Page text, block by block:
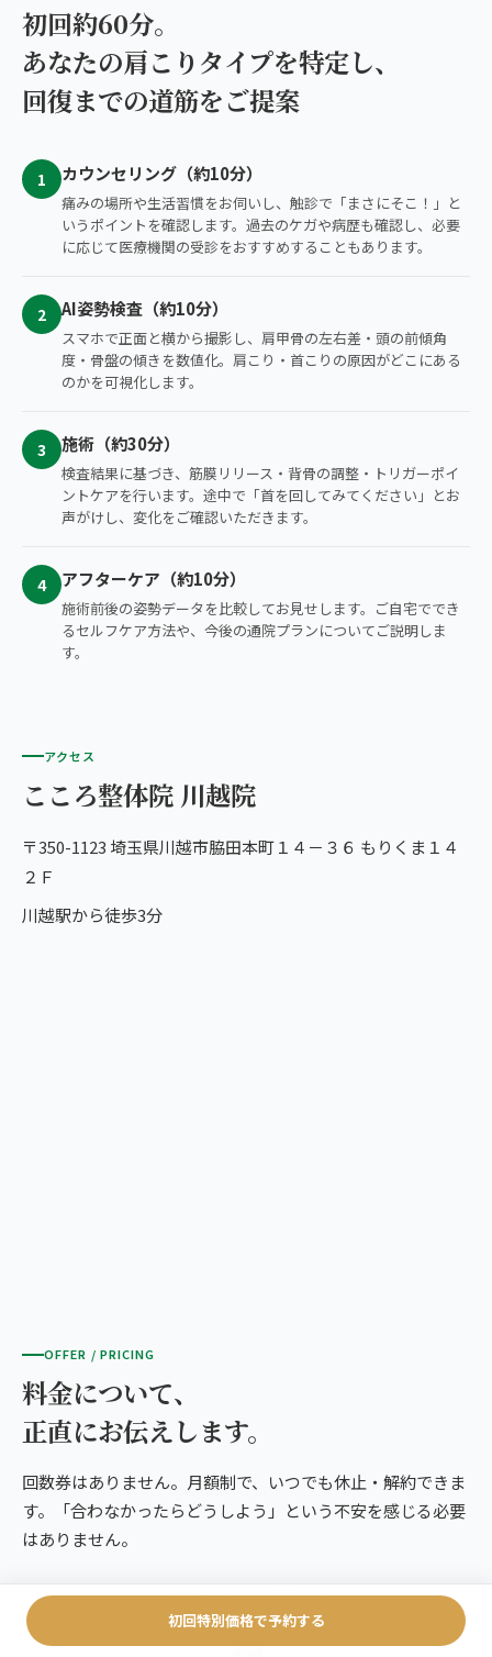
初回約60分。
あなたの肩こりタイプを特定し、
回復までの道筋をご提案
1 カウンセリング（約10分）
痛みの場所や生活習慣をお伺いし、触診で「まさにそこ！」と
いうポイントを確認します。過去のケガや病歴も確認し、必要
に応じて医療機関の受診をおすすめすることもあります。
2 AI姿勢検査（約10分）
スマホで正面と横から撮影し、肩甲骨の左右差・頭の前傾角
度・骨盤の傾きを数値化。肩こり・首こりの原因がどこにある
のかを可視化します。
3 施術（約30分）
検査結果に基づき、筋膜リリース・背骨の調整・トリガーポイ
ントケアを行います。途中で「首を回してみてください」とお
声がけし、変化をご確認いただきます。
4 アフターケア（約10分）
施術前後の姿勢データを比較してお見せします。ご自宅ででき
るセルフケア方法や、今後の通院プランについてご説明しま
す。
アクセス
こころ整体院 川越院
〒350-1123 埼玉県川越市脇田本町１４－３６ もりくま１４
２Ｆ
川越駅から徒歩3分
OFFER / PRICING
料金について、
正直にお伝えします。
回数券はありません。月額制で、いつでも休止・解約できま
す。「合わなかったらどうしよう」という不安を感じる必要
はありません。
全プラン共通の施術内容
トリガーポイント／こころ式背骨矯正／筋力検査／筋膜ストレッ
初回特別価格で予約する